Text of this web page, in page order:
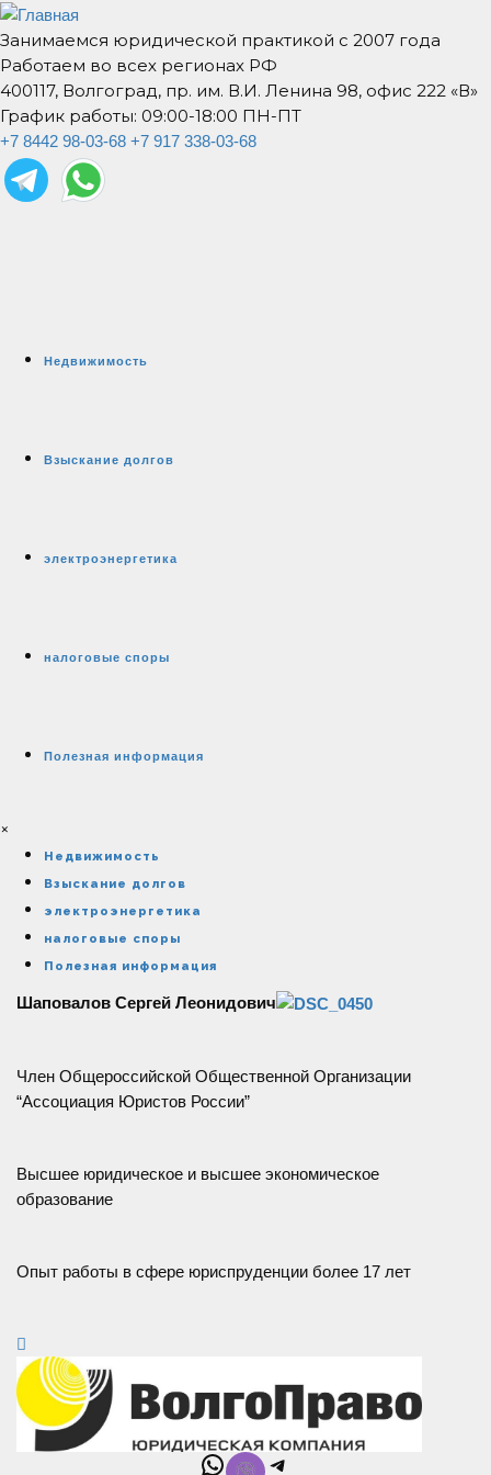
Занимаемся юридической практикой с 2007 года
Работаем во всех регионах РФ
400117, Волгоград, пр. им. В.И. Ленина 98, офис 222 «В»
График работы: 09:00-18:00 ПН-ПТ
+7 8442 98-03-68 +7 917 338-03-68
Недвижимость
Взыскание долгов
электроэнергетика
налоговые споры
Полезная информация
×
Недвижимость
Взыскание долгов
электроэнергетика
налоговые споры
Полезная информация
Шаповалов Сергей Леонидович
Член Общероссийской Общественной Организации
“Ассоциация Юристов России”
Высшее юридическое и высшее экономическое
образование
Опыт работы в сфере юриспруденции более 17 лет
WhatsAppTelegram